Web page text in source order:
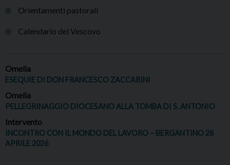
Orientamenti pastorali
Calendario del Vescovo
Omelia
ESEQUIE DI DON FRANCESCO ZACCARINI
Omelia
PELLEGRINAGGIO DIOCESANO ALLA TOMBA DI S. ANTONIO
Intervento
INCONTRO CON IL MONDO DEL LAVORO – BERGANTINO 28
APRILE 2026